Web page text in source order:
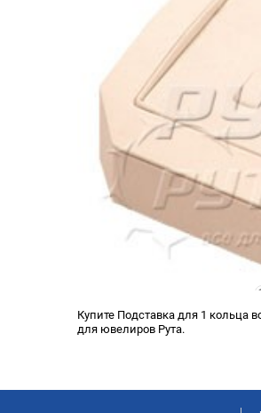
Купите Подставка для 1 кольца
для ювелиров Рута.